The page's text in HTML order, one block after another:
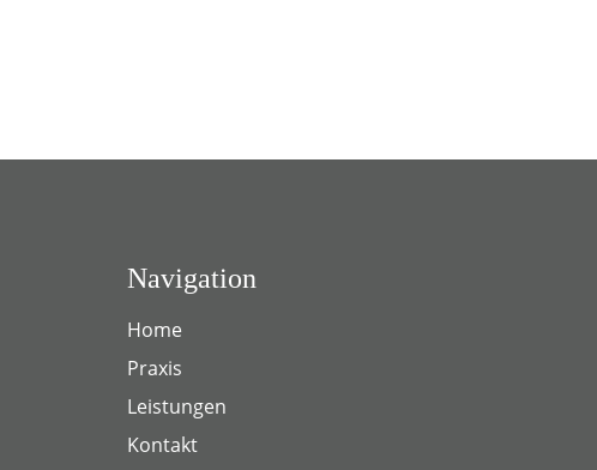
Navigation
Home
Praxis
Leistungen
Kontakt